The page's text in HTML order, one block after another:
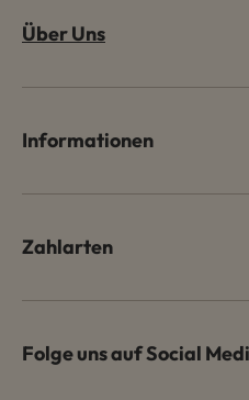
Über Uns
Informationen
Zahlarten
Folge uns auf Social